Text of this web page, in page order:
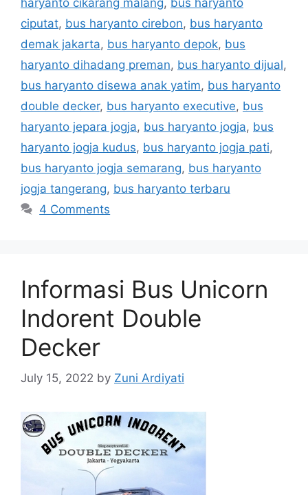
haryanto cikarang malang, bus haryanto
ciputat, bus haryanto cirebon, bus haryanto
demak jakarta, bus haryanto depok, bus
haryanto dihadang preman, bus haryanto dijual,
bus haryanto disewa anak yatim, bus haryanto
double decker, bus haryanto executive, bus
haryanto jepara jogja, bus haryanto jogja, bus
haryanto jogja kudus, bus haryanto jogja pati,
bus haryanto jogja semarang, bus haryanto
jogja tangerang, bus haryanto terbaru
4 Comments
Informasi Bus Unicorn
Indorent Double
Decker
July 15, 2022 by Zuni Ardiyati